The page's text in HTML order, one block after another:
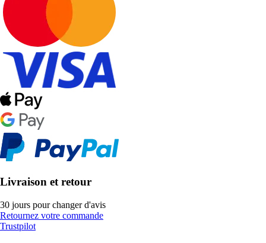
Livraison et retour
30 jours pour changer d'avis
Retournez votre commande
Trustpilot